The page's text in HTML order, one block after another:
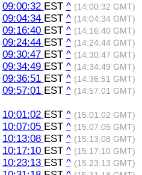
09:00:32 EST ^ (14:00:32 GMT)
09:04:34 EST ^ (14:04:34 GMT)
09:16:40 EST ^ (14:16:40 GMT)
09:24:44 EST ^ (14:24:44 GMT)
09:30:47 EST ^ (14:30:47 GMT)
09:34:49 EST ^ (14:34:49 GMT)
09:36:51 EST ^ (14:36:51 GMT)
09:57:01 EST ^ (14:57:01 GMT)
10:01:02 EST ^ (15:01:02 GMT)
10:07:05 EST ^ (15:07:05 GMT)
10:13:08 EST ^ (15:13:08 GMT)
10:17:10 EST ^ (15:17:10 GMT)
10:23:13 EST ^ (15:23:13 GMT)